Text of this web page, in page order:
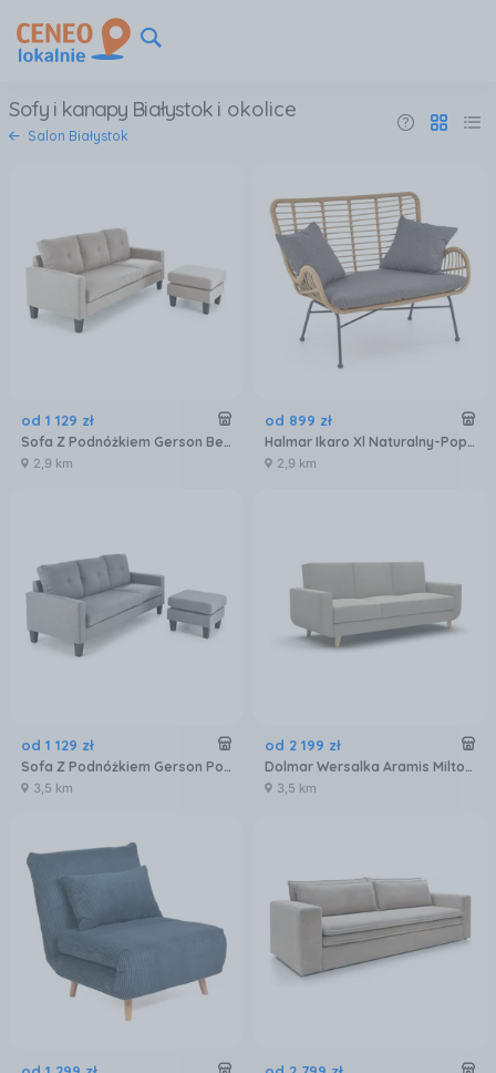
Sofy i kanapy Białystok i okolice
Salon Białystok
od 1 129 zł
Sofa Z Podnóżkiem Gerson Beżowy Tradycyjny Loft Nowoczesny Salon Pokój Dziecięcy 34426
2,9 km
od 899 zł
Halmar Ikaro Xl Naturalny-Popiel
2,9 km
od 1 129 zł
Sofa Z Podnóżkiem Gerson Popielaty Nowoczesny Tradycyjny Salon Pokój Dziecięcy Gabinet 34427
3,5 km
od 2 199 zł
Dolmar Wersalka Aramis Milton 03 Beżowa
3,5 km